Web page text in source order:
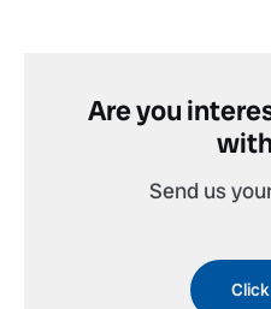
Are you
Send us